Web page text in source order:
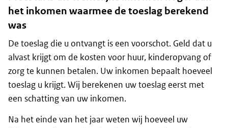
het inkomen waarmee de toeslag berekend
was
De toeslag die u ontvangt is een voorschot. Geld dat u
alvast krijgt om de kosten voor huur, kinderopvang of
zorg te kunnen betalen. Uw inkomen bepaalt hoeveel
toeslag u krijgt. Wij berekenen uw toeslag eerst met
een schatting van uw inkomen.
Na het einde van het jaar weten wij hoeveel uw